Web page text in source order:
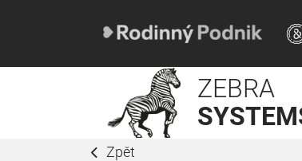
ZEBRA
Zpět